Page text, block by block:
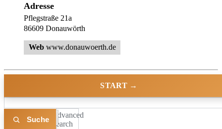
Adresse
Pflegstraße 21a
86609 Donauwörth
Web www.donauwoerth.de
START →
Advanced
Search
Liste Karte